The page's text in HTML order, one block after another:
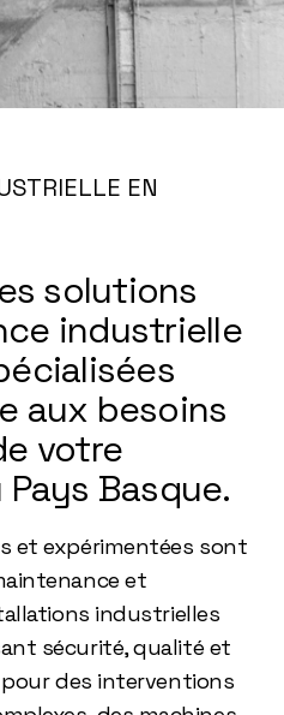
EN
solutions
industrielle
aux besoins
votre
Basque.
et expérimentées sont
et
industrielles
sécurité, qualité et
des interventions